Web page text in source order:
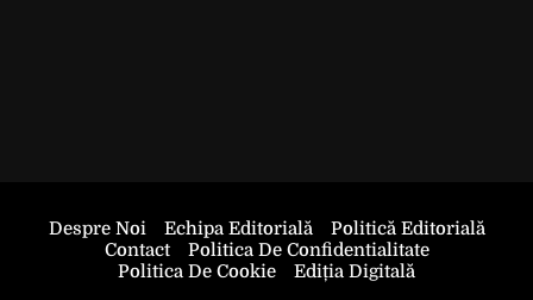
Despre Noi Echipa Editorială
Politică Editorială
Contact
Politica De Confidentialitate
Politica De Cookie
Ediția Digitală